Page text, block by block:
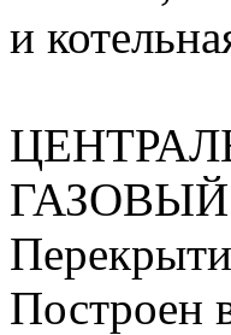
и
ГАЗОВЫЙ
Построен